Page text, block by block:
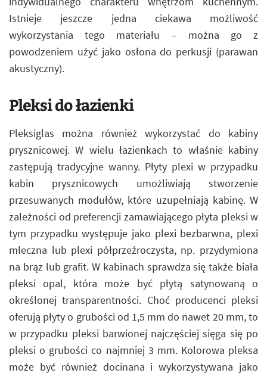
Istnieje jeszcze jedna ciekawa możliwość
wykorzystania tego materiału – można go z
powodzeniem użyć jako osłona do perkusji (parawan
akustyczny).
Pleksi do łazienki
Pleksiglas można również wykorzystać do kabiny
prysznicowej. W wielu łazienkach to właśnie kabiny
zastępują tradycyjne wanny. Płyty plexi w przypadku
kabin prysznicowych umożliwiają stworzenie
przesuwanych modułów, które uzupełniają kabinę. W
zależności od preferencji zamawiającego płyta pleksi w
tym przypadku występuje jako plexi bezbarwna, plexi
mleczna lub plexi półprzeźroczysta, np. przydymiona
na brąz lub grafit. W kabinach sprawdza się także biała
pleksi opal, która może być płytą satynowaną o
określonej transparentności. Choć producenci pleksi
oferują płyty o grubości od 1,5 mm do nawet 20 mm, to
w przypadku pleksi barwionej najczęściej sięga się po
pleksi o grubości co najmniej 3 mm. Kolorowa pleksa
może być również docinana i wykorzystywana jako